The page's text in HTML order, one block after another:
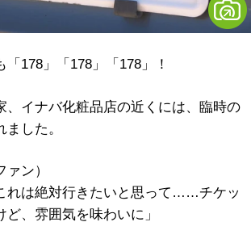
178」「178」「178」！
イナバ化粧品店の近くには、臨時の
した。
ァン）
れは絶対行きたいと思って……チケッ
ど、雰囲気を味わいに」